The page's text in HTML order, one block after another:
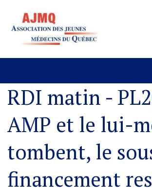
RDI matin -
AMP et le lui-
tombent, le
financement